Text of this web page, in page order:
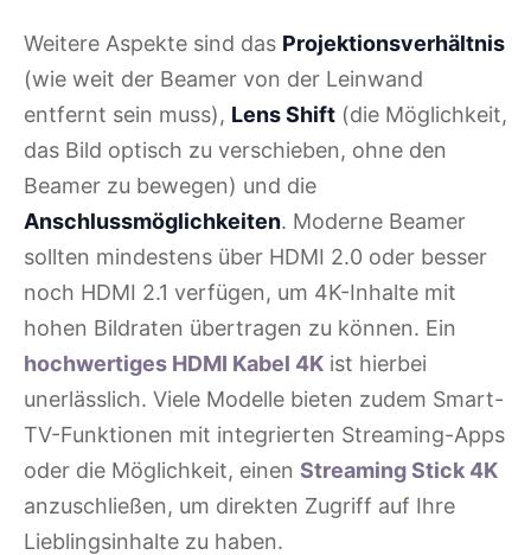
Weitere Aspekte sind das Projektionsverhältnis
(wie weit der Beamer von der Leinwand
entfernt sein muss), Lens Shift (die Möglichkeit,
das Bild optisch zu verschieben, ohne den
Beamer zu bewegen) und die
Anschlussmöglichkeiten. Moderne Beamer
sollten mindestens über HDMI 2.0 oder besser
noch HDMI 2.1 verfügen, um 4K-Inhalte mit
hohen Bildraten übertragen zu können. Ein
hochwertiges HDMI Kabel 4K ist hierbei
unerlässlich. Viele Modelle bieten zudem Smart-
TV-Funktionen mit integrierten Streaming-Apps
oder die Möglichkeit, einen Streaming Stick 4K
anzuschließen, um direkten Zugriff auf Ihre
Lieblingsinhalte zu haben.